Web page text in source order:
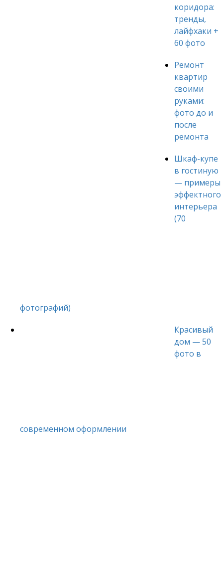
коридора:
тренды,
лайфхаки +
60 фото
Ремонт
квартир
своими
руками:
фото до и
после
ремонта
Шкаф-купе
в гостиную
— примеры
эффектного
интерьера
(70
фотографий)
Красивый
дом — 50
фото в
современном оформлении